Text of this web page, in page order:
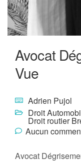
Avocat
Vue
Adrien Pujol
Droit
Droit routier
Aucun
Avocat